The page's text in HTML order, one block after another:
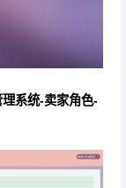
系统-卖家角色-